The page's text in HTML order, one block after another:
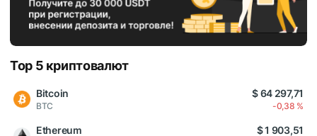
Top 5 криптовалют
Bitcoin
BTC
$ 64 297,71
-0,38 %
Ethereum $ 1 903,51